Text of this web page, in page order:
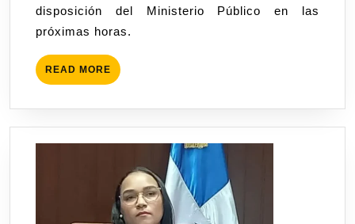
disposición del Ministerio Público en las
próximas horas.
READ MORE